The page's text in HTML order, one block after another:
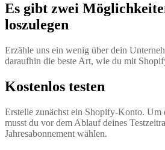
Es gibt zwei
loszulegen
Erzähle uns ein wenig über dein
daraufhin die beste Art, wie du mit
Kostenlos testen
Erstelle zunächst ein Shopify-Konto. Um
musst du vor dem Ablauf deines
Jahresabonnement wählen.